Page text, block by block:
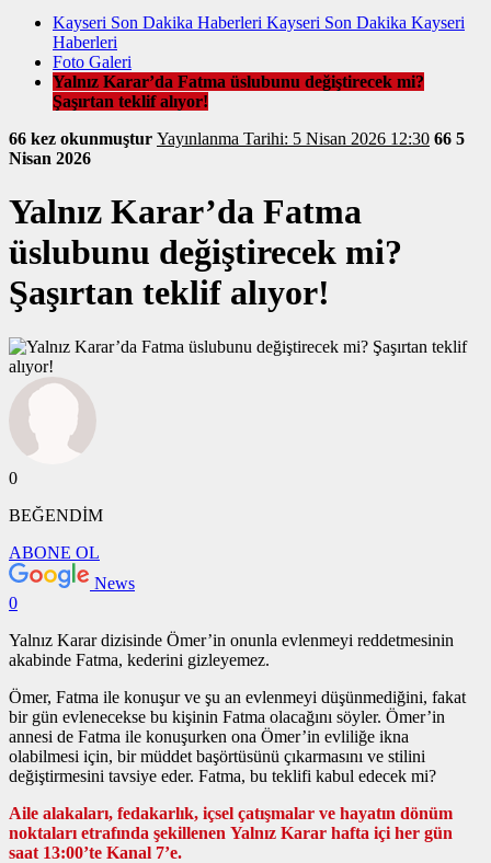
Kayseri Son Dakika Haberleri Kayseri Son Dakika Kayseri
Haberleri
Foto Galeri
Yalnız Karar’da Fatma üslubunu değiştirecek mi?
Şaşırtan teklif alıyor!
66 kez okunmuştur
Yayınlanma Tarihi: 5 Nisan 2026 12:30 66 5
Nisan 2026
Yalnız Karar’da Fatma
üslubunu değiştirecek mi?
Şaşırtan teklif alıyor!
0
BEĞENDİM
ABONE OL
News
0
Yalnız Karar dizisinde Ömer’in onunla evlenmeyi reddetmesinin
akabinde Fatma, kederini gizleyemez.
Ömer, Fatma ile konuşur ve şu an evlenmeyi düşünmediğini, fakat
bir gün evlenecekse bu kişinin Fatma olacağını söyler. Ömer’in
annesi de Fatma ile konuşurken ona Ömer’in evliliğe ikna
olabilmesi için, bir müddet başörtüsünü çıkarmasını ve stilini
değiştirmesini tavsiye eder. Fatma, bu teklifi kabul edecek mi?
Aile alakaları, fedakarlık, içsel çatışmalar ve hayatın dönüm
noktaları etrafında şekillenen Yalnız Karar hafta içi her gün
saat 13:00’te Kanal 7’e.